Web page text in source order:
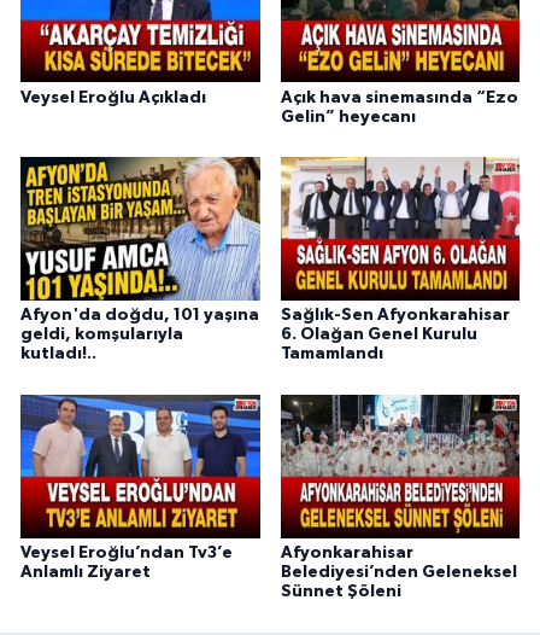
Veysel Eroğlu Açıkladı
Açık hava sinemasında “Ezo
Gelin” heyecanı
Afyon'da doğdu, 101 yaşına
geldi, komşularıyla
kutladı!..
Sağlık-Sen Afyonkarahisar
6. Olağan Genel Kurulu
Tamamlandı
Veysel Eroğlu’ndan Tv3’e
Anlamlı Ziyaret
Afyonkarahisar
Belediyesi’nden Geleneksel
Sünnet Şöleni